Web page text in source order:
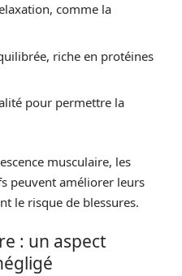
comme la
riche en protéines
pour permettre la
musculaire, les
peuvent améliorer leurs
le risque de blessures.
: un aspect